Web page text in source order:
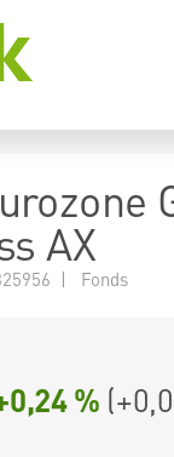
AX
| Fonds
% (